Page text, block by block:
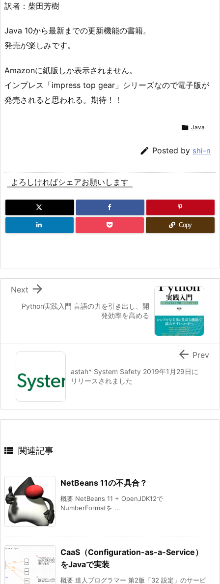
訳者：柴田芳樹
Java 10から最新までの更新機能の書籍。
発売が楽しみです。
Amazonに紙版しか表示されません。
インプレス「impress top gear」シリーズなので電子版が
発売されると思われる。期待！！
 Java
 Posted by shi-n
よろしければシェアお願いします
Copy
Python実践入門 言語の力を引き出し、開
発効率を高める

Next
astah* System Safety 2019年1月29日に
リリースされました
 Prev
 関連記事
NetBeans 11の不具合？
概要 NetBeans 11 + OpenJDK12で
NumberFormatを ...
CaaS（Configuration-as-a-Service）
をJavaで実装
概要 達人プログラマー 第2版「32 設定」のサービ